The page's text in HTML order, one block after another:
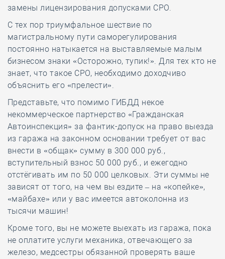
замены лицензирования допусками СРО.
С тех пор триумфальное шествие по
магистральному пути саморегулирования
постоянно натыкается на выставляемые малым
бизнесом знаки «Осторожно, тупик!». Для тех кто не
знает, что такое СРО, необходимо доходчиво
объяснить его «прелести».
Представьте, что помимо ГИБДД некое
некоммерческое партнерство «Гражданская
Автоинспекция» за фантик-допуск на право выезда
из гаража на законном основании требует от вас
внести в «общак» сумму в 300 000 руб.,
вступительный взнос 50 000 руб., и ежегодно
отстёгивать им по 50 000 целковых. Эти суммы не
зависят от того, на чем вы ездите – на «копейке»,
«майбахе» или у вас имеется автоколонна из
тысячи машин!
Кроме того, вы не можете выехать из гаража, пока
не оплатите услуги механика, отвечающего за
железо, медсестры обязанной проверять ваше